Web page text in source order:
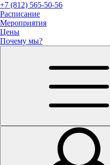
+7 (812) 565-50-56
Расписание
Мероприятия
Цены
Почему мы?